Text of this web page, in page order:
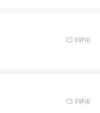
0评论
0评论